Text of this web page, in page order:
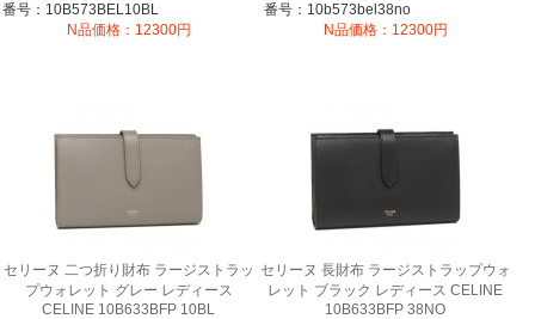
番号：10B573BEL10BL
N品価格：12300円
番号：10b573bel38no
N品価格：12300円
セリーヌ 二つ折り財布 ラージストラッ
プウォレット グレー レディース
CELINE 10B633BFP 10BL
セリーヌ 長財布 ラージストラップウォ
レット ブラック レディース CELINE
10B633BFP 38NO